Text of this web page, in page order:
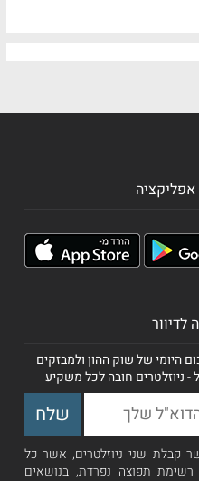
היומי של שוק ההון ולמבזקים
- ניוזלטרים חובה לכל משקיע
קבלת שני ניוזלטרים, אשר כל
תפוצה נפרדת, בנושאים